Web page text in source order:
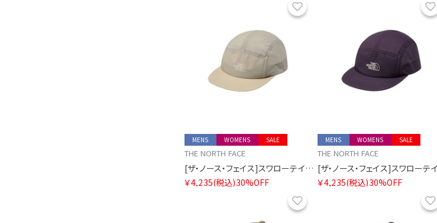
SALE
MENS WOMENS
THE NORTH FACE
[ザ・ノース・フェイス]スワローテイルキャップ
￥4,235(税込)30%OFF
SALE
MENS WOMENS
THE NORTH FACE
￥4,235(税込)30%OFF